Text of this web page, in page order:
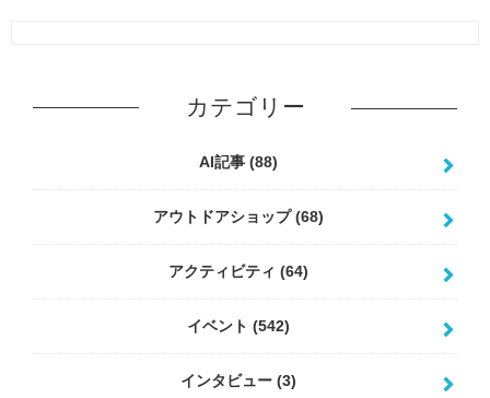
カテゴリー
AI記事 (88)
アウトドアショップ(68)
アクティビティ (64)
イベント (542)
インタビュー (3)